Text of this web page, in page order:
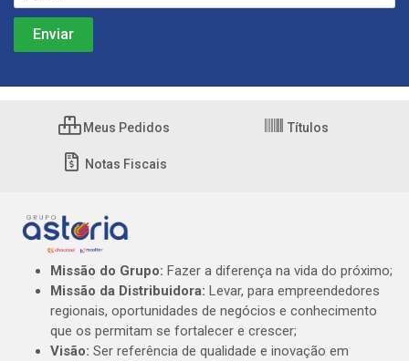
Meus Pedidos Títulos
Notas Fiscais
Missão do Grupo: Fazer a diferença na vida do próximo;
Missão da Distribuidora: Levar, para empreendedores
regionais, oportunidades de negócios e conhecimento
que os permitam se fortalecer e crescer;
Visão: Ser referência de qualidade e inovação em